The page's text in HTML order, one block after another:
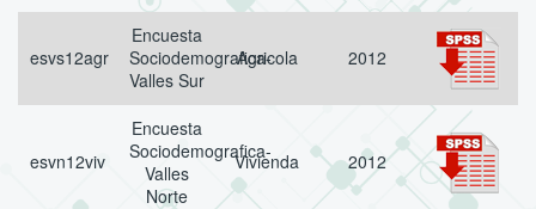
esvs12agr
Encuesta
Sociodemografica-
Valles Sur
Agricola 2012
esvn12viv
Encuesta
Sociodemografica-
Valles
Norte
Vivienda 2012